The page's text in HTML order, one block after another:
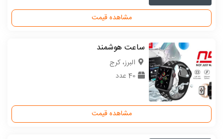
مشاهده قیمت
ساعت هوشمند
البرز، کرج
40 عدد
مشاهده قیمت